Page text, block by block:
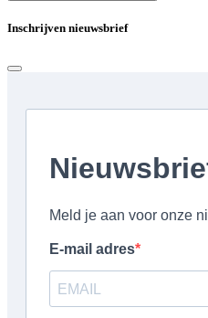
Inschrijven nieuwsbrief